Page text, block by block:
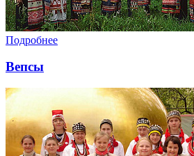
Подробнее
Вепсы